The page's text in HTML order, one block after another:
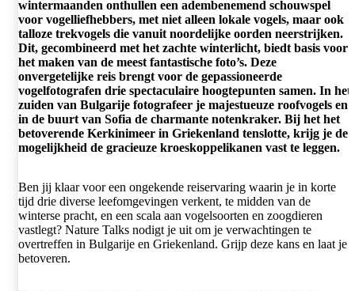
wintermaanden onthullen een adembenemend schouwspel
voor vogelliefhebbers, met niet alleen lokale vogels, maar ook
talloze trekvogels die vanuit noordelijke oorden neerstrijken.
Dit, gecombineerd met het zachte winterlicht, biedt basis voor
het maken van de meest fantastische foto’s. Deze
onvergetelijke reis brengt voor de gepassioneerde
vogelfotografen drie spectaculaire hoogtepunten samen. In het
zuiden van Bulgarije fotografeer je majestueuze roofvogels en
in de buurt van Sofia de charmante notenkraker. Bij het het
betoverende Kerkinimeer in Griekenland tenslotte, krijg je de
mogelijkheid de gracieuze kroeskoppelikanen vast te leggen.
Ben jij klaar voor een ongekende reiservaring waarin je in korte
tijd drie diverse leefomgevingen verkent, te midden van de
winterse pracht, en een scala aan vogelsoorten en zoogdieren
vastlegt? Nature Talks nodigt je uit om je verwachtingen te
overtreffen in Bulgarije en Griekenland. Grijp deze kans en laat je
betoveren.